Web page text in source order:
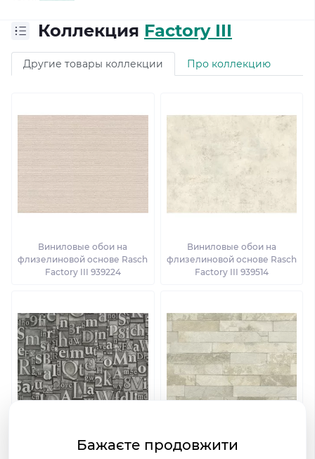
Коллекция Factory III
Другие товары коллекции Про коллекцию
Виниловые обои на
флизелиновой основе Rasch
Factory III 939224
Виниловые обои на
флизелиновой основе Rasch
Factory III 939514
Виниловые обои на
Виниловые обои на
Бажаєте продовжити